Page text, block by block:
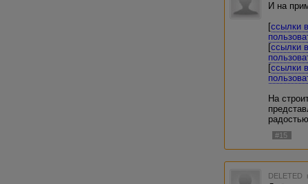
И на
[ссылки
[ссылки
[ссылки
На
#15
DELETED